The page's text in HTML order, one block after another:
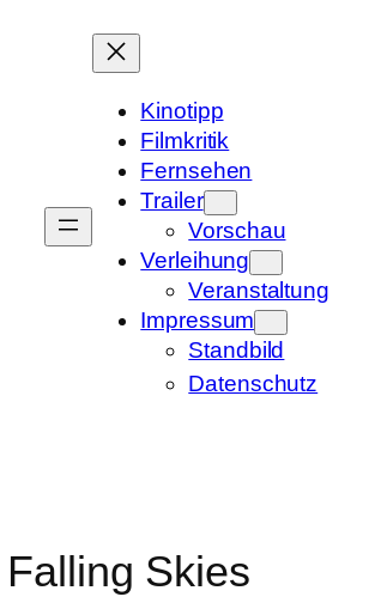
Kinotipp
Filmkritik
Fernsehen
Trailer
Vorschau
Verleihung
Veranstaltung
Impressum
Standbild
Datenschutz
Skies